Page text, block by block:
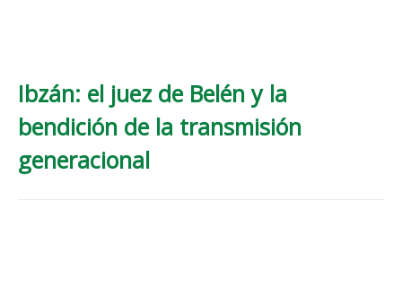
Ibzán: el juez de Belén y la
bendición de la transmisión
generacional